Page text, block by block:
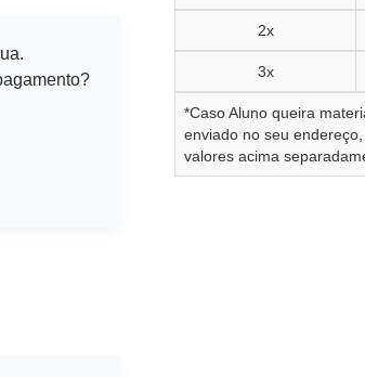
2x
3x
*Caso Aluno queira
enviado no seu
valores acima